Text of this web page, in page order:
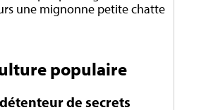
une mignonne petite chatte
populaire
de secrets